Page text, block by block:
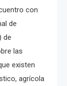
con
de
de
las
existen
agrícola